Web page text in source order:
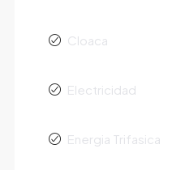
Cloaca
Electricidad
Energia Trifasica